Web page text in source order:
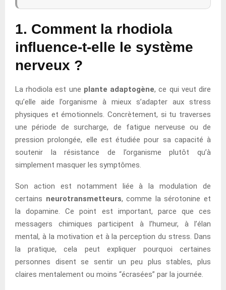
1. Comment la rhodiola
influence-t-elle le système
nerveux ?
La rhodiola est une plante adaptogène, ce qui veut dire
qu’elle aide l’organisme à mieux s’adapter aux stress
physiques et émotionnels. Concrètement, si tu traverses
une période de surcharge, de fatigue nerveuse ou de
pression prolongée, elle est étudiée pour sa capacité à
soutenir la résistance de l’organisme plutôt qu’à
simplement masquer les symptômes.
Son action est notamment liée à la modulation de
certains neurotransmetteurs, comme la sérotonine et
la dopamine. Ce point est important, parce que ces
messagers chimiques participent à l’humeur, à l’élan
mental, à la motivation et à la perception du stress. Dans
la pratique, cela peut expliquer pourquoi certaines
personnes disent se sentir un peu plus stables, plus
claires mentalement ou moins “écrasées” par la journée.